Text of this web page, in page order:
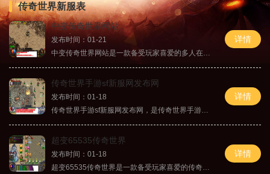
传奇世界新服表
中变传奇世界网站
发布时间：01-21
详情
传奇世界手游sf新服网发布网
发布时间：01-18
详情
超变65535传奇世界
发布时间：01-18
详情